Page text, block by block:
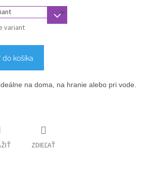
variant
do košíka
na doma, na hranie alebo pri vode.
ZDIEĽAŤ